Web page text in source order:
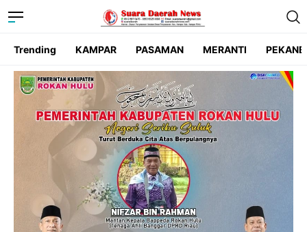
Trending KAMPAR PASAMAN MERANTI